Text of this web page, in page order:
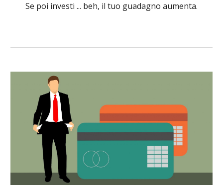
Se poi investi ... beh, il tuo guadagno aumenta.